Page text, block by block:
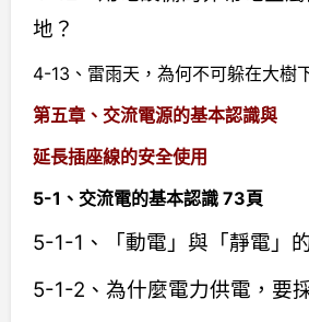
地？
4-13、雷雨天，為何不可躲在大樹
第五章、交流電源的基本認識與
延長插座線的安全使用
5-1、交流電的基本認識 73頁
5-1-1、「動電」與「靜電」
5-1-2、為什麼電力供電，要